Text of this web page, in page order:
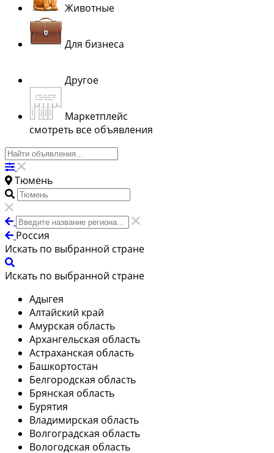
Животные
Для бизнеса
Другое
Маркетплейс
смотреть все объявления
Тюмень
Россия
Искать по выбранной стране
Искать по выбранной стране
Адыгея
Алтайский край
Амурская область
Архангельская область
Астраханская область
Башкортостан
Белгородская область
Брянская область
Бурятия
Владимирская область
Волгоградская область
Вологодская область